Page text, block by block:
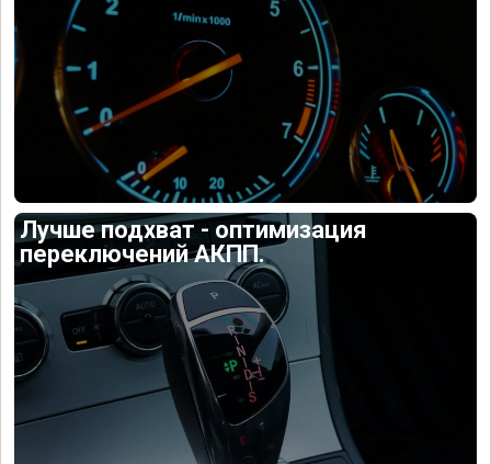
Лучше подхват - оптимизация
переключений АКПП.